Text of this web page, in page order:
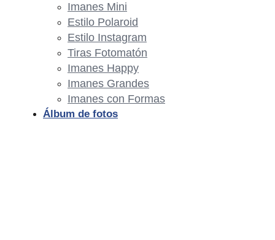
Imanes Mini
Estilo Polaroid
Estilo Instagram
Tiras Fotomatón
Imanes Happy
Imanes Grandes
Imanes con Formas
Álbum de fotos